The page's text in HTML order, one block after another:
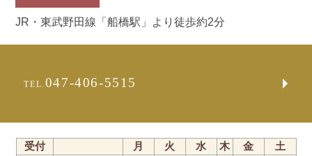
JR・東武野田線「船橋駅」より徒歩約2分
TEL. 047-406-5515
受付 月 火 水 木 金
土